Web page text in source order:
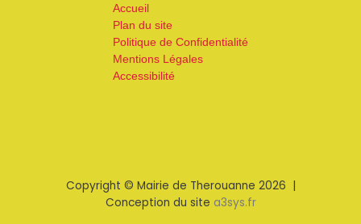
Accueil
Plan du site
Politique de Confidentialité
Mentions Légales
Accessibilité
Copyright © Mairie de Therouanne 2026 |
Conception du site a3sys.fr